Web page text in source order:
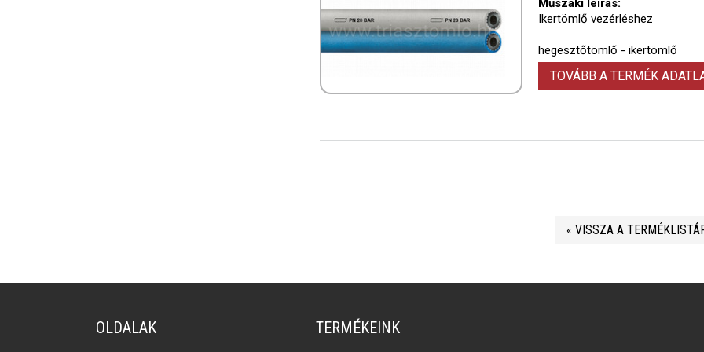
Műszaki leírás:
Ikertömlő vezérléshez
hegesztőtömlő - ikertömlő
TOVÁBB A TERMÉK
« VISSZA A
OLDALAK TERMÉKEINK